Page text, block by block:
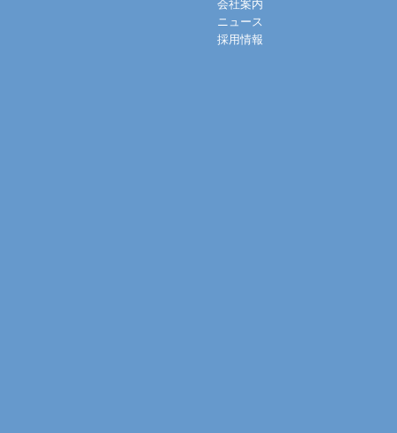
会社案内
ニュース
採用情報